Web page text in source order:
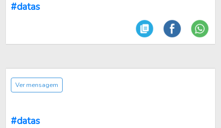
#datas
Ver mensagem
#datas